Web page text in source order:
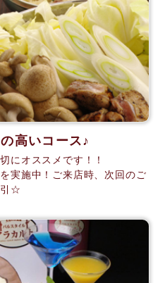
高いコース♪
にオススメです！！
実施中！ご来店時、次回のご
引☆